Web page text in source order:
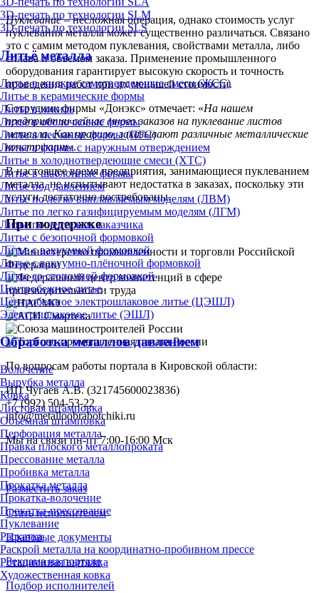
3D-печать по технологии SLM
3D-печать по технологии SLS
Литьё металла
Литье в жидкие самотвердеющие смеси (ЖСС)
Литье в керамические формы
Литье в кокиль
Литье в оболочковые формы
Литье в песчаные формы (ПГС)
Литье в формы с наружным отверждением
Литье в холоднотвердеющие смеси (ХТС)
Литье в шаблонные формы
Литье под давлением
Литье по легко выплавляемым моделям (ЛВМ)
Литье по легко газифицируемым моделям (ЛГМ)
Литье по чертежам заказчика
Литье с безопочной формовкой
Литье с вакуумной формовкой
Литье с вакуумно-плёночной формовкой
Литье со стопочной формовкой
Центробежное литье
Центробежное электрошлаковое литье (ЦЭШЛ)
Электрошлаковое литье (ЭШЛ)
Обработка металлов давлением
Волочение
Вырубка металла
Ковка
Листовая штамповка
Объёмная штамповка
Перфорация металла
Правка плоского металлопроката
Прессование металла
Пробивка металла
Прокатка металла
Прокатка-волочение
Прокатка-прессование
Пуклевание
Раскатка
Раскрой металла на координатно-пробивном прессе
Ротационная вытяжка
Художественная ковка
Пуклевание– несложная операция, однако стоимость услуг
пуклевания металла может существенно различаться. Связано
это с самим методом пуклевания, свойствами металла, либо
сплава и объемом заказа. Применение промышленного
оборудования гарантирует высокую скорость и точность
проведения работ при их меньшей стоимости.
Сотрудник фирмы «Донэкс» отмечает: «На нашем
предприятии сейчас много заказов на пуклевание листов
металла. Как правило, заказывают различные металлические
конструкции».
В настоящее время предприятия, занимающиеся пуклеванием
металла, не испытывают недостатка в заказах, поскольку эти
услуги достаточно востребованы.
При поддержке
По вопросам работы портала в Кировской области:
ИП Чугаев А.В. (321745600023836)
+7 (992) 504-53-22
info@metalloobrabotchiki.ru
Мы на связи пн-пт 7:00-16:00 Мск
Разместить заказ
Стать исполнителем
Правовые документы
Реклама на портале
Подбор исполнителей